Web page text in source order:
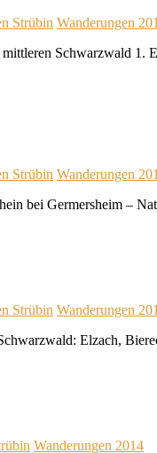
Strübin Wanderungen
Schwarzwald 1.
Strübin Wanderungen
bei Germersheim –
Strübin Wanderungen
Elzach,
Wanderungen 2014